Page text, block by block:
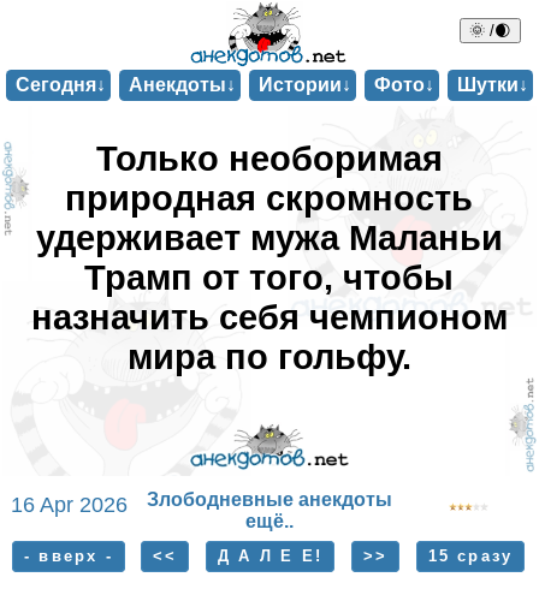
🌞 /🌒
Сегодня↓ Анекдоты↓ Истории↓ Фото↓ Шутки↓
Только необоримая
природная скромность
удерживает мужа Маланьи
Трамп от того, чтобы
назначить себя чемпионом
мира по гольфу.
16 Apr 2026
Злободневные анекдоты
ещё..
- вверх - << Д А Л Е Е! >> 15 сразу